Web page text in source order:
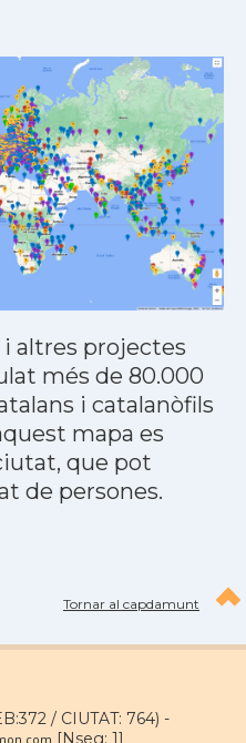
altres projectes
més de 80.000
i catalanòfils
mapa es
que pot
de persones.
Tornar al capdamunt
/ CIUTAT: 764) -
[Nseg: 1]